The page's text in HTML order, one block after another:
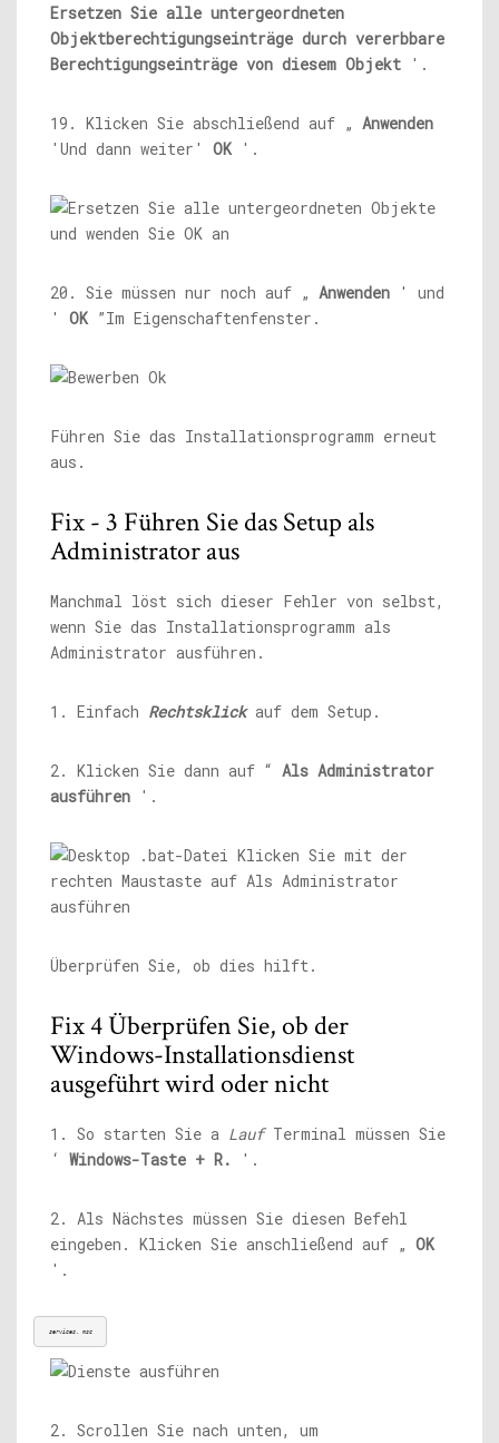
Ersetzen Sie alle untergeordneten
Objektberechtigungseinträge durch vererbbare
Berechtigungseinträge von diesem Objekt '.
19. Klicken Sie abschließend auf „ Anwenden
'Und dann weiter' OK'.
20. Sie müssen nur noch auf „ Anwenden ' und
' OK”Im Eigenschaftenfenster.
Führen Sie das Installationsprogramm erneut
aus.
Fix - 3 Führen Sie das Setup als
Administrator aus
Manchmal löst sich dieser Fehler von selbst,
wenn Sie das Installationsprogramm als
Administrator ausführen.
1. Einfach Rechtsklick auf dem Setup.
2. Klicken Sie dann auf “ Als Administrator
ausführen '.
Überprüfen Sie, ob dies hilft.
Fix 4 Überprüfen Sie, ob der
Windows-Installationsdienst
ausgeführt wird oder nicht
1. So starten Sie a LaufTerminal müssen Sie
‘ Windows-Taste + R. '.
2. Als Nächstes müssen Sie diesen Befehl
eingeben. Klicken Sie anschließend auf „ OK
'.
services. msc
2. Scrollen Sie nach unten, um